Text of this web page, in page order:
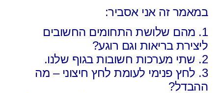
במאמר זה אני אסביר:
1. מהם שלושת התחומים החשובים
ליצירת בריאות וגם רוגע?
2. שתי מערכות חשובות בגוף שלנו.
3. לחץ פנימי לעומת לחץ חיצוני – מה
ההבדל?